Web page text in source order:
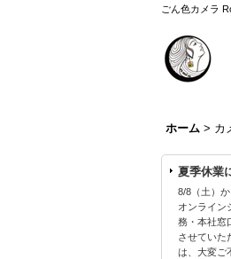
ごん色カメラ
ホーム > カ
夏季休業
8/8（土）か
オンライン
務・本社窓
させていた
は、大変ご